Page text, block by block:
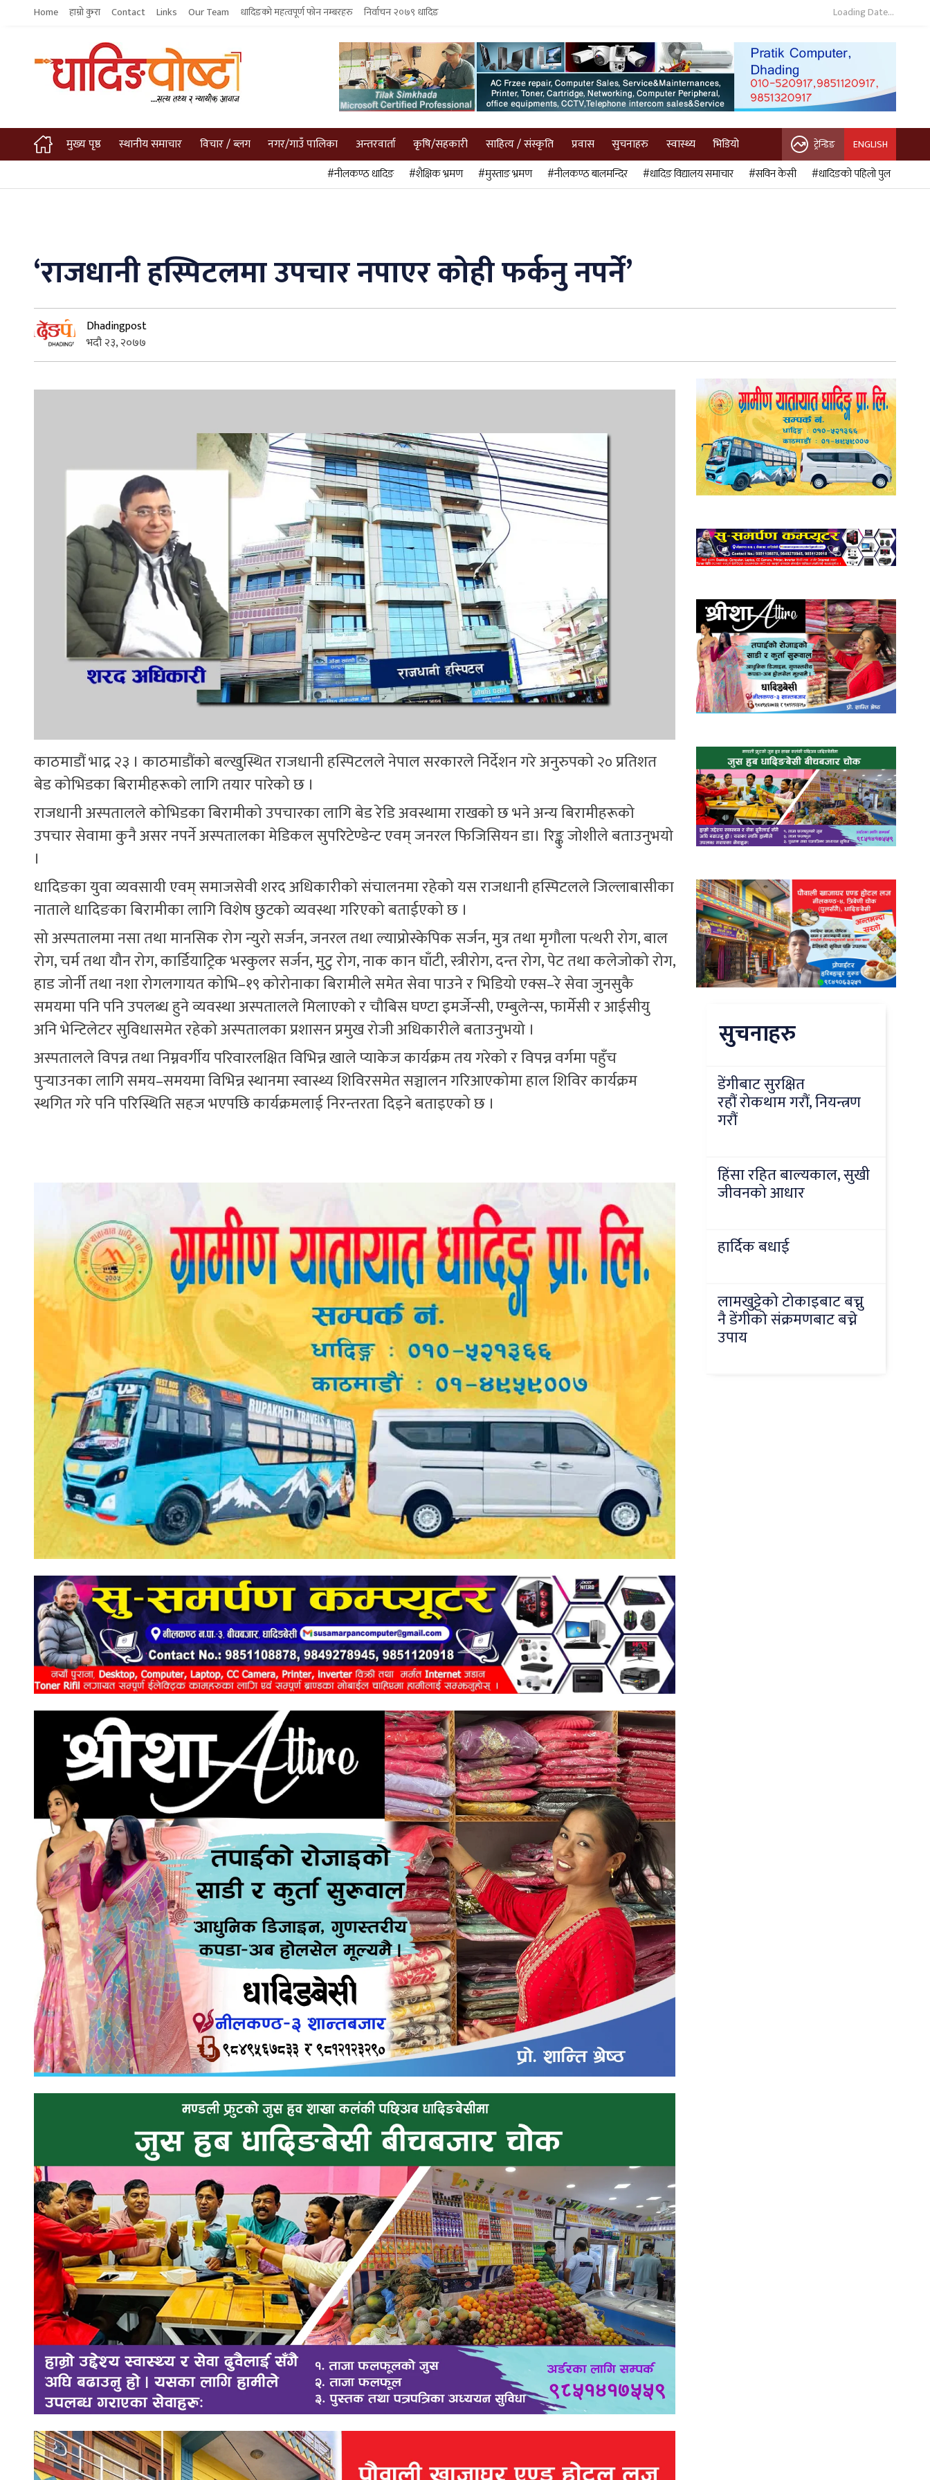
Home हाम्रो कुरा Contact Links Our Team धादिङको महत्वपूर्ण फोन नम्बरहरु निर्वाचन २०७९ धादिङ Loading Date...
मुख्य पृष्ठ स्थानीय समाचार विचार / ब्लग नगर/गाउँ पालिका अन्तरवार्ता कृषि/सहकारी साहित्य / संस्कृति प्रवास सुचनाहरु स्वास्थ्य भिडियो ट्रेन्डिङ ENGLISH
#नीलकण्ठ धादिङ #शैक्षिक भ्रमण #मुस्ताङ भ्रमण #नीलकण्ठ बालमन्दिर #धादिङ विद्यालय समाचार #सविन केसी #धादिङको पहिलो पुल
‘राजधानी हस्पिटलमा उपचार नपाएर कोही फर्कनु नपर्ने’
Dhadingpost
भदौ २३, २०७७
काठमाडौं भाद्र २३ । काठमाडौंको बल्खुस्थित राजधानी हस्पिटलले नेपाल सरकारले निर्देशन गरे अनुरुपको २० प्रतिशत
बेड कोभिडका बिरामीहरूको लागि तयार पारेको छ ।
राजधानी अस्पतालले कोभिडका बिरामीको उपचारका लागि बेड रेडि अवस्थामा राखको छ भने अन्य बिरामीहरूको
उपचार सेवामा कुनै असर नपर्ने अस्पतालका मेडिकल सुपरिटेण्डेन्ट एवम् जनरल फिजिसियन डा। रिङ्कु जोशीले बताउनुभयो
।
धादिङका युवा व्यवसायी एवम् समाजसेवी शरद अधिकारीको संचालनमा रहेको यस राजधानी हस्पिटलले जिल्लाबासीका
नाताले धादिङका बिरामीका लागि विशेष छुटको व्यवस्था गरिएको बताईएको छ ।
सो अस्पतालमा नसा तथा मानसिक रोग न्युरो सर्जन, जनरल तथा ल्याप्रोस्केपिक सर्जन, मुत्र तथा मृगौला पत्थरी रोग, बाल
रोग, चर्म तथा यौन रोग, कार्डियाट्रिक भस्कुलर सर्जन, मुटु रोग, नाक कान घाँटी, स्त्रीरोग, दन्त रोग, पेट तथा कलेजोको रोग,
हाड जोर्नी तथा नशा रोगलगायत कोभि–१९ कोरोनाका बिरामीले समेत सेवा पाउने र भिडियो एक्स–रे सेवा जुनसुकै
समयमा पनि पनि उपलब्ध हुने व्यवस्था अस्पतालले मिलाएको र चौबिस घण्टा इमर्जेन्सी, एम्बुलेन्स, फार्मेसी र आईसीयु
अनि भेन्टिलेटर सुविधासमेत रहेको अस्पतालका प्रशासन प्रमुख रोजी अधिकारीले बताउनुभयो ।
अस्पतालले विपन्न तथा निम्नवर्गीय परिवारलक्षित विभिन्न खाले प्याकेज कार्यक्रम तय गरेको र विपन्न वर्गमा पहुँच
पुऱ्याउनका लागि समय–समयमा विभिन्न स्थानमा स्वास्थ्य शिविरसमेत सञ्चालन गरिआएकोमा हाल शिविर कार्यक्रम
स्थगित गरे पनि परिस्थिति सहज भएपछि कार्यक्रमलाई निरन्तरता दिइने बताइएको छ ।
सुचनाहरु
डेंगीबाट सुरक्षित
रहौं रोकथाम गरौं, नियन्त्रण
गरौं
हिंसा रहित बाल्यकाल, सुखी
जीवनको आधार
हार्दिक बधाई
लामखुट्टेको टोकाइबाट बच्नु
नै डेंगीको संक्रमणबाट बच्ने
उपाय